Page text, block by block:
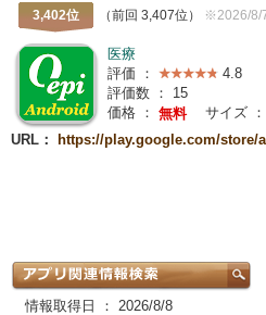
3,402位 （前回 3,407位） ※2026/8/
医療
評価 ：
4.8
評価数 ： 15
価格 ： 無料 サイズ ：
URL：
https://play.google.com/
情報取得日 ： 2026/8/8